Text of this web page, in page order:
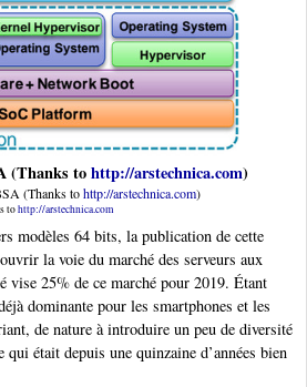
(Thanks tohttp://arstechnica.com)
(Thanks tohttp://arstechnica.com)
tohttp://arstechnica.com
modèles 64 bits, la publication de cette
la voie du marché des serveurs aux
vise 25% de ce marché pour 2019. Étant
dominante pour les smartphones et les
de nature à introduire un peu de diversité
était depuis une quinzaine d’années bien